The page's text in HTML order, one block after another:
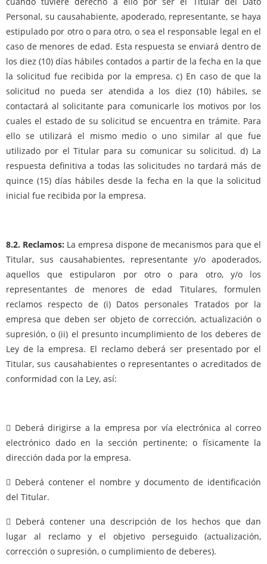
Personal, su causahabiente, apoderado, representante, se haya
estipulado por otro o para otro, o sea el responsable legal en el
caso de menores de edad. Esta respuesta se enviará dentro de
los diez (10) días hábiles contados a partir de la fecha en la que
la solicitud fue recibida por la empresa. c) En caso de que la
solicitud no pueda ser atendida a los diez (10) hábiles, se
contactará al solicitante para comunicarle los motivos por los
cuales el estado de su solicitud se encuentra en trámite. Para
ello se utilizará el mismo medio o uno similar al que fue
utilizado por el Titular para su comunicar su solicitud. d) La
respuesta definitiva a todas las solicitudes no tardará más de
quince (15) días hábiles desde la fecha en la que la solicitud
inicial fue recibida por la empresa.
8.2. Reclamos: La empresa dispone de mecanismos para que el
Titular, sus causahabientes, representante y/o apoderados,
aquellos que estipularon por otro o para otro, y/o los
representantes de menores de edad Titulares, formulen
reclamos respecto de (i) Datos personales Tratados por la
empresa que deben ser objeto de corrección, actualización o
supresión, o (ii) el presunto incumplimiento de los deberes de
Ley de la empresa. El reclamo deberá ser presentado por el
Titular, sus causahabientes o representantes o acreditados de
conformidad con la Ley, así:
 Deberá dirigirse a la empresa por vía electrónica al correo
electrónico dado en la sección pertinente; o físicamente la
dirección dada por la empresa.
 Deberá contener el nombre y documento de identificación
del Titular.
 Deberá contener una descripción de los hechos que dan
lugar al reclamo y el objetivo perseguido (actualización,
corrección o supresión, o cumplimiento de deberes).